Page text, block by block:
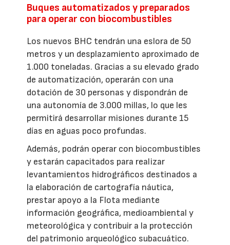
Buques automatizados y preparados
para operar con biocombustibles
Los nuevos BHC tendrán una eslora de 50
metros y un desplazamiento aproximado de
1.000 toneladas. Gracias a su elevado grado
de automatización, operarán con una
dotación de 30 personas y dispondrán de
una autonomía de 3.000 millas, lo que les
permitirá desarrollar misiones durante 15
días en aguas poco profundas.
Además, podrán operar con biocombustibles
y estarán capacitados para realizar
levantamientos hidrográficos destinados a
la elaboración de cartografía náutica,
prestar apoyo a la Flota mediante
información geográfica, medioambiental y
meteorológica y contribuir a la protección
del patrimonio arqueológico subacuático.